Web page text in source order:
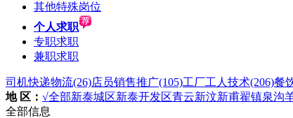
其他特殊岗位
个人求职
专职求职
兼职求职
司机快递物流(26)店员销售推广(105)工厂工人技术(206)餐
地 区： √全部新泰城区新泰开发区青云新汶新甫翟镇泉沟
全部信息